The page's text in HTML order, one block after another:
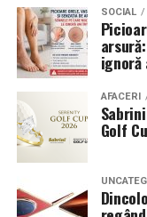
La evenimentele
componente
si fotografii
care roata umple
aspectul general al
Anvelopele curate,
masini de show. In
jantele si intaresc
SOCIAL
AFACERI
Golf